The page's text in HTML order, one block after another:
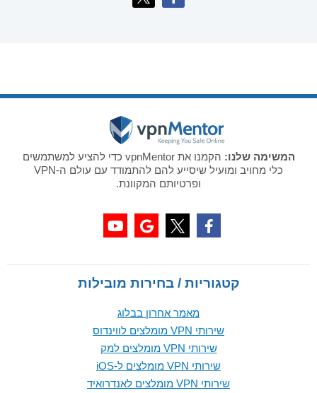
המשימה שלנו:
הקמנו את vpnMentor כדי להציע למשתמשים
כלי מחויב ומועיל שיסייע להם להתמודד עם עולם ה-VPN
ופרטיותם המקוונת.
קטגוריות / בחירות מובילות
מאמר אחרון בבלוג
שירותי VPN מומלצים לווינדוס
שירותי VPN מומלצים למק
שירותי VPN מומלצים ל-iOS
שירותי VPN מומלצים לאנדרואיד